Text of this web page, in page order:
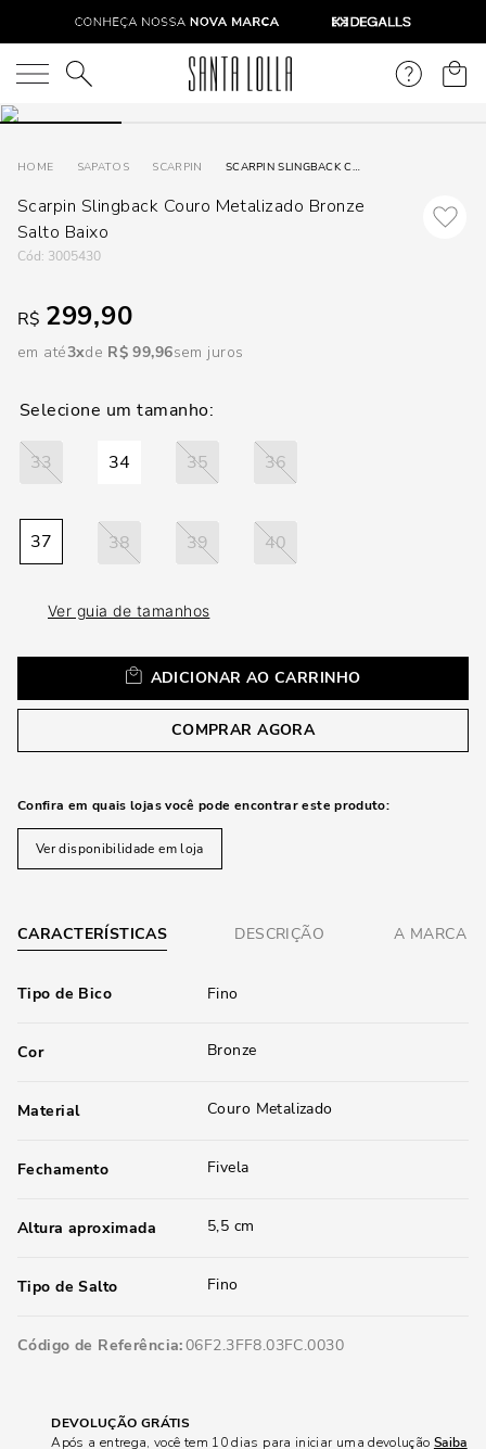
O que você está procurando?
SAPATOS SCARPIN SCARPIN SLINGBACK COURO METALIZADO BRONZE SALTO BAIXO
Scarpin Slingback Couro Metalizado Bronze
Salto Baixo
: 3005430
R$ 299,90
em até3 R$ 99,96sem juros
33 34 35 36
37 38 39 40
Ver guia de tamanhos
ADICIONAR AO CARRINHO
COMPRAR AGORA
Confira em quais lojas você pode encontrar este produto:
Ver disponibilidade em loja
CARACTERÍSTICAS DESCRIÇÃO A MARCA
Tipo de Bico Fino
Cor Bronze
Material Couro Metalizado
Fechamento Fivela
Altura aproximada 5,5 cm
Tipo de Salto Fino
Código de Referência 06F2.3FF8.03FC.0030
DEVOLUÇÃO GRÁTIS
Após a entrega, você tem 10 dias para iniciar uma devolução Saiba